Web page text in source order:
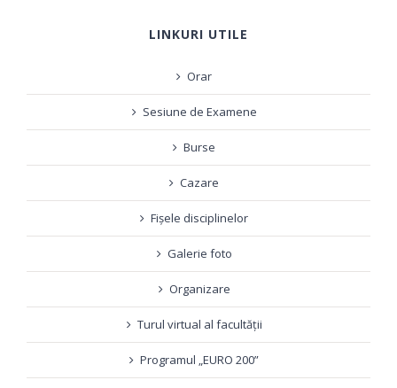
LINKURI UTILE
Orar
Sesiune de Examene
Burse
Cazare
Fișele disciplinelor
Galerie foto
Organizare
Turul virtual al facultății
Programul „EURO 200”